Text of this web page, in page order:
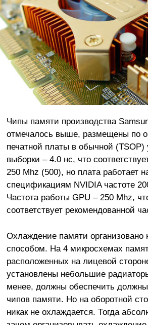
Чипы памяти производства
отмечалось выше, размещены по
печатной платы в обычной (TSOP)
выборки – 4.0 нс, что
250 Mhz (500), но плата работает
спецификациям NVIDIA частоте
Частота работы GPU – 250 Mhz,
соответствует рекомендованной
Охлаждение памяти организовано
способом. На 4 микросхемах
расположенных на лицевой
установлены небольшие
менее, должны обеспечить
чипов памяти. Но на оборотной
никак не охлаждается. Тогда